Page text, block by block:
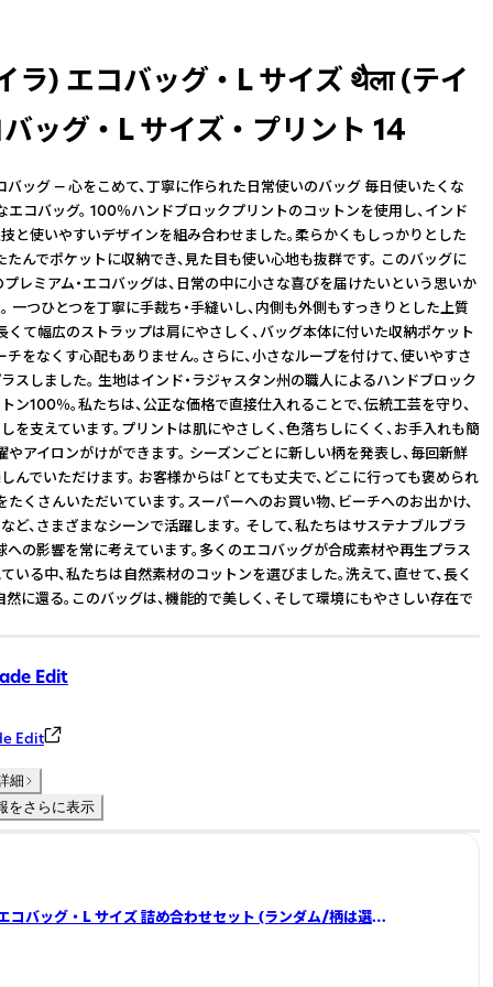
ラ) エコバッグ ・ L サイズ थैला (テイ
ッグ ・ L サイズ ・ プリント 14
バッグ — 心をこめて、丁寧に作られた日常使いのバッグ 毎日使いたくな
エコバッグ。 100％ハンドブロックプリントのコットンを使用し、インド
と使いやすいデザインを組み合わせました。柔らかくもしっかりとした
たんでポケットに収納でき、見た目も使い心地も抜群です。 このバッグに
レミアム・エコバッグは、日常の中に小さな喜びを届けたいという思いか
一つひとつを丁寧に手裁ち・手縫いし、内側も外側もすっきりとした上質
くて幅広のストラップは肩にやさしく、バッグ本体に付いた収納ポケット
チをなくす心配もありません。さらに、小さなループを付けて、使いやすさ
スしました。 生地はインド・ラジャスタン州の職人によるハンドブロック
ン100％。私たちは、公正な価格で直接仕入れることで、伝統工芸を守り、
を支えています。プリントは肌にやさしく、色落ちしにくく、お手入れも簡
やアイロンがけができます。 シーズンごとに新しい柄を発表し、毎回新鮮
んでいただけます。 お客様からは「とても丈夫で、どこに行っても褒められ
たくさんいただいています。スーパーへのお買い物、ビーチへのお出かけ、
ど、さまざまなシーンで活躍します。 そして、私たちはサステナブルブラ
への影響を常に考えています。多くのエコバッグが合成素材や再生プラス
いる中、私たちは自然素材のコットンを選びました。洗えて、直せて、長く
然に還る。このバッグは、機能的で美しく、そして環境にもやさしい存在で
Edit
Edit
細
をさらに表示
コバッグ ・ L サイズ 詰め合わせセット (ランダム/柄は選べ